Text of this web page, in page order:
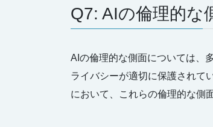
Q7: AIの倫理的な
AIの倫理的な側面については、
ライバシーが適切に保護されて
において、これらの倫理的な側